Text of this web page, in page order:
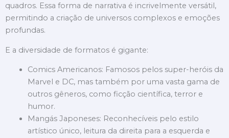
quadros. Essa forma de narrativa é incrivelmente versátil,
permitindo a criação de universos complexos e emoções
profundas.
E a diversidade de formatos é gigante:
Comics Americanos: Famosos pelos super-heróis da
Marvel e DC, mas também por uma vasta gama de
outros gêneros, como ficção científica, terror e
humor.
Mangás Japoneses: Reconhecíveis pelo estilo
artístico único, leitura da direita para a esquerda e